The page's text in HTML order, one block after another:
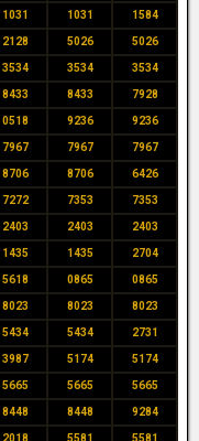
1031 1031 1584
2128 5026 5026
3534 3534 3534
8433 8433 7928
0518 9236 9236
7967 7967 7967
8706 8706 6426
7272 7353 7353
2403 2403 2403
1435 1435 2704
5618 0865 0865
8023 8023 8023
5434 5434 2731
3987 5174 5174
5665 5665 5665
8448 8448 9284
2018 5581 5581